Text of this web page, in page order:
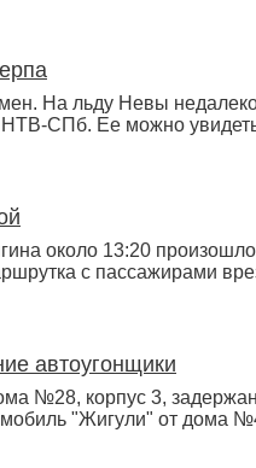
На льду Невы
НТВ-СПб. Ее можно
около 13:20
с пассажирами
автоугонщики
№28, корпус 3,
"Жигули" от дома